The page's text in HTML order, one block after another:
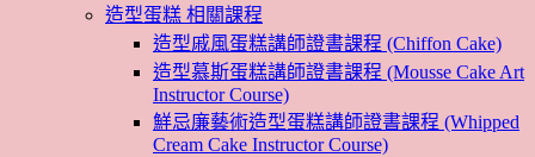
造型蛋糕 相關課程
造型戚風蛋糕講師證書課程 (Chiffon Cake)
造型慕斯蛋糕講師證書課程 (Mousse Cake Art
Instructor Course)
鮮忌廉藝術造型蛋糕講師證書課程 (Whipped
Cream Cake Instructor Course)